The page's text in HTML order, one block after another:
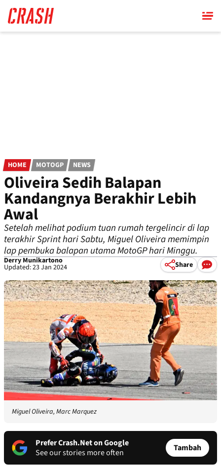
main
content
HOME MOTOGP NEWS
Oliveira Sedih Balapan
Kandangnya Berakhir Lebih
Awal
Setelah melihat podium tuan rumah tergelincir di lap
terakhir Sprint hari Sabtu, Miguel Oliveira memimpin
lap pembuka balapan utama MotoGP hari Minggu.
Derry Munikartono
Updated: 23 Jan 2024 Share
Miguel Oliveira, Marc Marquez
Prefer Crash.Net on Google
See our stories more often
Tambah